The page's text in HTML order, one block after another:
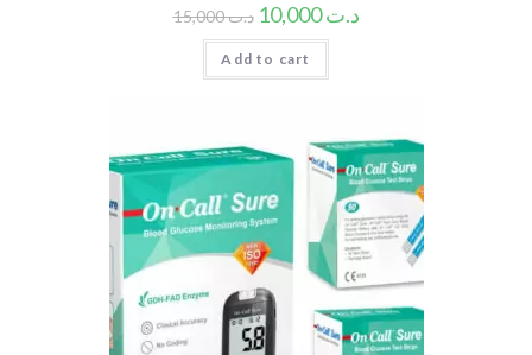
د.ت15,000 د.ت10,000
Add to cart